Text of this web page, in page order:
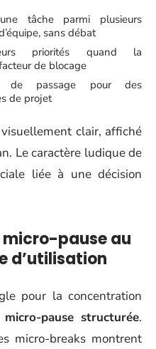
tâche parmi plusieurs
sans débat
priorités quand la
de blocage
de passage pour des
de projet
clair, affiché
Le caractère ludique de
liée à une décision
micro-pause au
d’utilisation
pour la concentration
micro-pause structurée.
micro-breaks montrent